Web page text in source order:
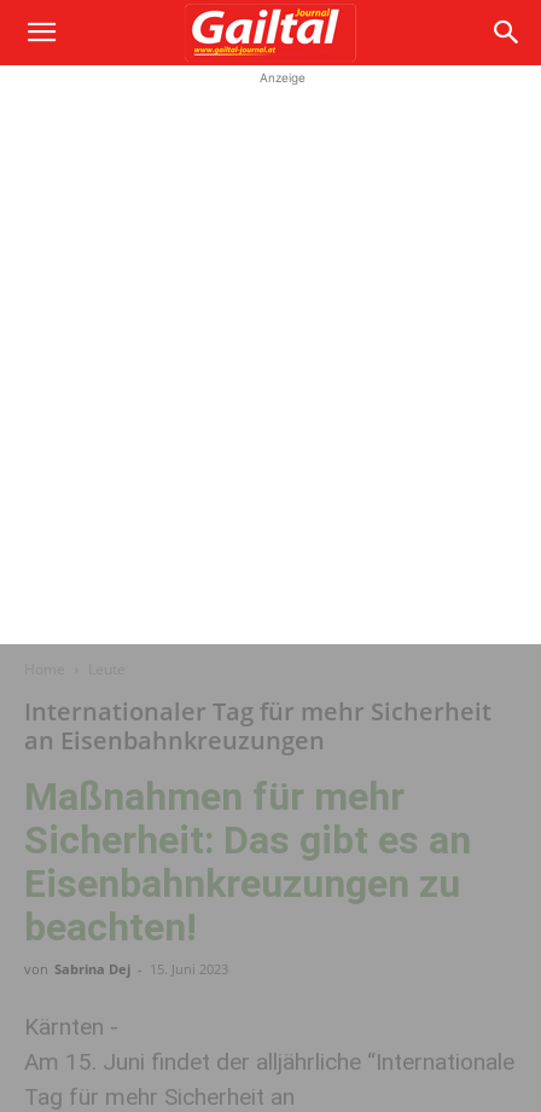
Anzeige
Internationaler Tag für mehr Sicherheit
an Eisenbahnkreuzungen
Maßnahmen für mehr
Sicherheit: Das gibt es an
Eisenbahn­kreuzungen zu
beachten!
von Sabrina Dej - 15. Juni 2023
Kärnten -
Am 15. Juni findet der alljährliche “Internationale
Tag für mehr Sicherheit an